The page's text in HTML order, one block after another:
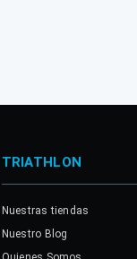
TRIATHLON
Nuestras tiendas
Nuestro Blog